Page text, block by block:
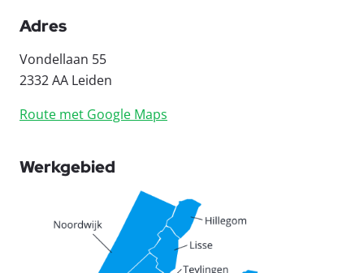
Adres
Vondellaan 55
2332 AA Leiden
Route met Google Maps
Werkgebied